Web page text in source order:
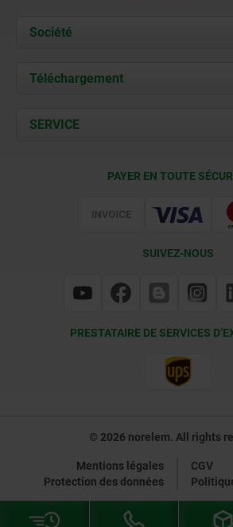
Société
À propos de nous
Contact
Téléchargement
Documents
SERVICE
PAYER EN TOUTE
SUIVEZ-NOUS
PRESTATAIRE DE SERVICES
© 2026 norelem. All rights
Mentions légales
CGV
Protection des données